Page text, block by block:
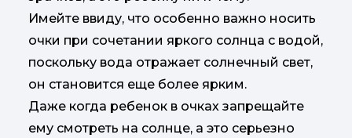
Имейте ввиду, что особенно важно носить
очки при сочетании яркого солнца с водой,
поскольку вода отражает солнечный свет,
он становится еще более ярким.
Даже когда ребенок в очках запрещайте
ему смотреть на солнце, а это серьезно